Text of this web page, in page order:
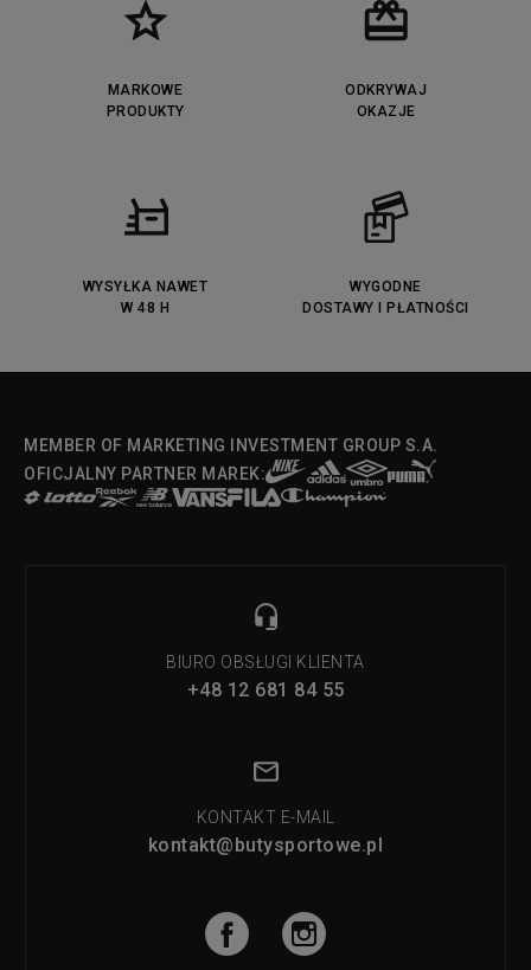
MARKOWE
PRODUKTY
ODKRYWAJ
OKAZJE
WYSYŁKA NAWET
W 48 H
WYGODNE
DOSTAWY I PŁATNOŚCI
MEMBER OF MARKETING INVESTMENT GROUP S.A.
OFICJALNY PARTNER MAREK:
BIURO OBSŁUGI KLIENTA
+48 12 681 84 55
KONTAKT E-MAIL
kontakt@butysportowe.pl